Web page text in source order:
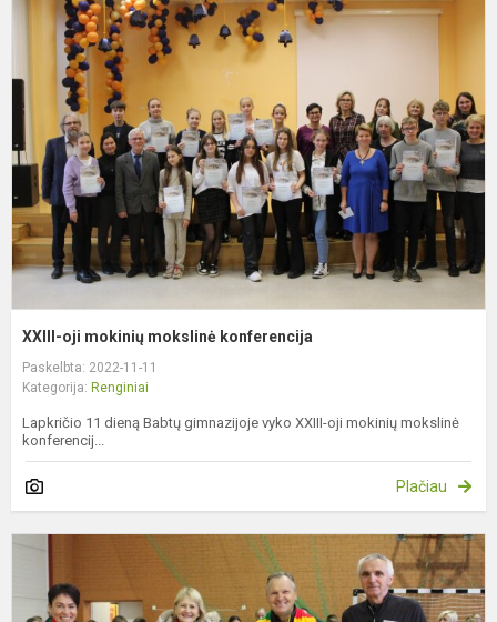
XXIII-oji mokinių mokslinė konferencija
Paskelbta: 2022-11-11
Kategorija: Renginiai
Lapkričio 11 dieną Babtų gimnazijoje vyko XXIII-oji mokinių mokslinė
konferencij...
Plačiau